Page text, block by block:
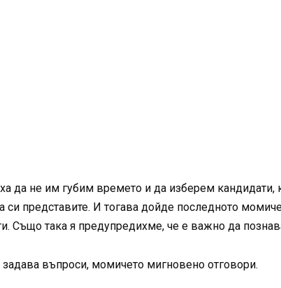
да не им губим времето и да изберем
представите. И тогава дойде последното
Също така я предупредихме, че е важно да
въпроси, момичето мигновено отговори.